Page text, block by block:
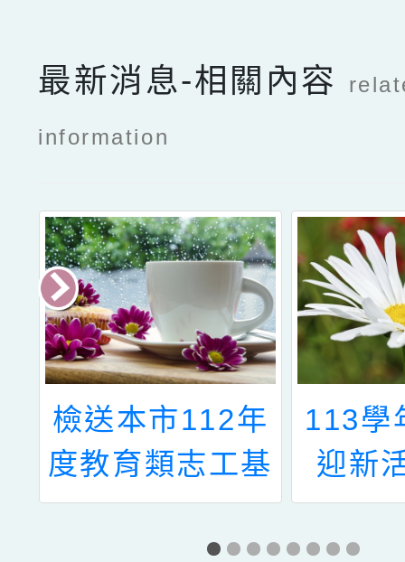
最新消息-相關內容
information
檢送本市112年
度教育類志工基
礎暨特殊教育訓
練預定期程一覽
113學
迎新